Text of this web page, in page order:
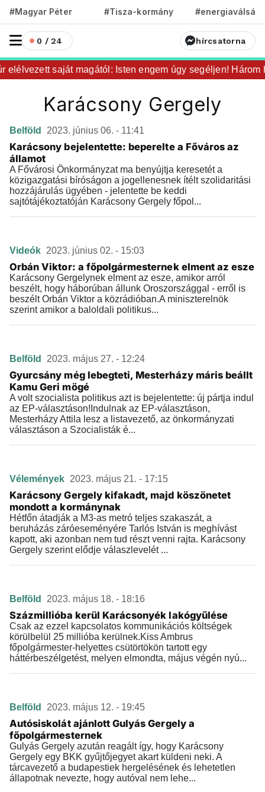
#Magyar Péter #Tisza-kormány #energiaválság
0 / 24 hírcsatorna
saját magától: Isten engem úgy segéljen! Három
Karácsony Gergely
Belföld 2023. június 06. - 11:41
Karácsony bejelentette: beperelte a Főváros az
államot
A Fővárosi Önkormányzat ma benyújtja keresetét a
közigazgatási bíróságon a jogellenesnek ítélt szolidaritási
hozzájárulás ügyében - jelentette be keddi
sajtótájékoztatóján Karácsony Gergely főpol...
Videók 2023. június 02. - 15:03
Orbán Viktor: a főpolgármesternek elment az esze
Karácsony Gergelynek elment az esze, amikor arról
beszélt, hogy háborúban állunk Oroszországgal - erről is
beszélt Orbán Viktor a közrádióban.A miniszterelnök
szerint amikor a baloldali politikus...
Belföld 2023. május 27. - 12:24
Gyurcsány még lebegteti, Mesterházy máris beállt
Kamu Geri mögé
A volt szocialista politikus azt is bejelentette: új pártja indul
az EP-választáson!Indulnak az EP-választáson,
Mesterházy Attila lesz a listavezető, az önkormányzati
választáson a Szocialisták é...
Vélemények 2023. május 21. - 17:15
Karácsony Gergely kifakadt, majd köszönetet
mondott a kormánynak
Hétfőn átadják a M3-as metró teljes szakaszát, a
beruházás záróeseményére Tarlós István is meghívást
kapott, aki azonban nem tud részt venni rajta. Karácsony
Gergely szerint elődje válaszlevelét ...
Belföld 2023. május 18. - 18:16
Százmillióba kerül Karácsonyék lakógyűlése
Csak az ezzel kapcsolatos kommunikációs költségek
körülbelül 25 millióba kerülnek.Kiss Ambrus
főpolgármester-helyettes csütörtökön tartott egy
háttérbeszélgetést, melyen elmondta, május végén nyú...
Belföld 2023. május 12. - 19:45
Autósiskolát ajánlott Gulyás Gergely a
főpolgármesternek
Gulyás Gergely azután reagált így, hogy Karácsony
Gergely egy BKK gyűjtőjegyet akart küldeni neki. A
tárcavezető a budapestiek hergelésének és lehetetlen
állapotnak nevezte, hogy autóval nem lehe...